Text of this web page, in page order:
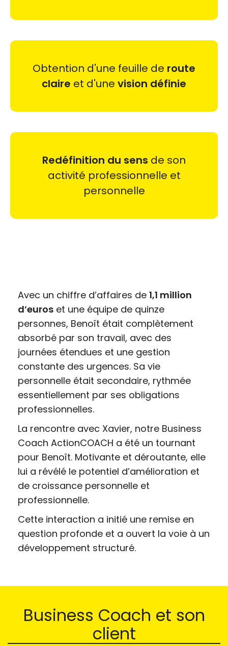
Obtention d'une feuille de route
claire et d'une vision définie
Redéfinition du sens de son
activité professionnelle et
personnelle
Avec un chiffre d’affaires de 1,1 million
d’euros et une équipe de quinze
personnes, Benoît était complètement
absorbé par son travail, avec des
journées étendues et une gestion
constante des urgences. Sa vie
personnelle était secondaire, rythmée
essentiellement par ses obligations
professionnelles.
La rencontre avec Xavier, notre Business
Coach ActionCOACH a été un tournant
pour Benoît. Motivante et déroutante, elle
lui a révélé le potentiel d’amélioration et
de croissance personnelle et
professionnelle.
Cette interaction a initié une remise en
question profonde et a ouvert la voie à un
développement structuré.
Business Coach et son
client